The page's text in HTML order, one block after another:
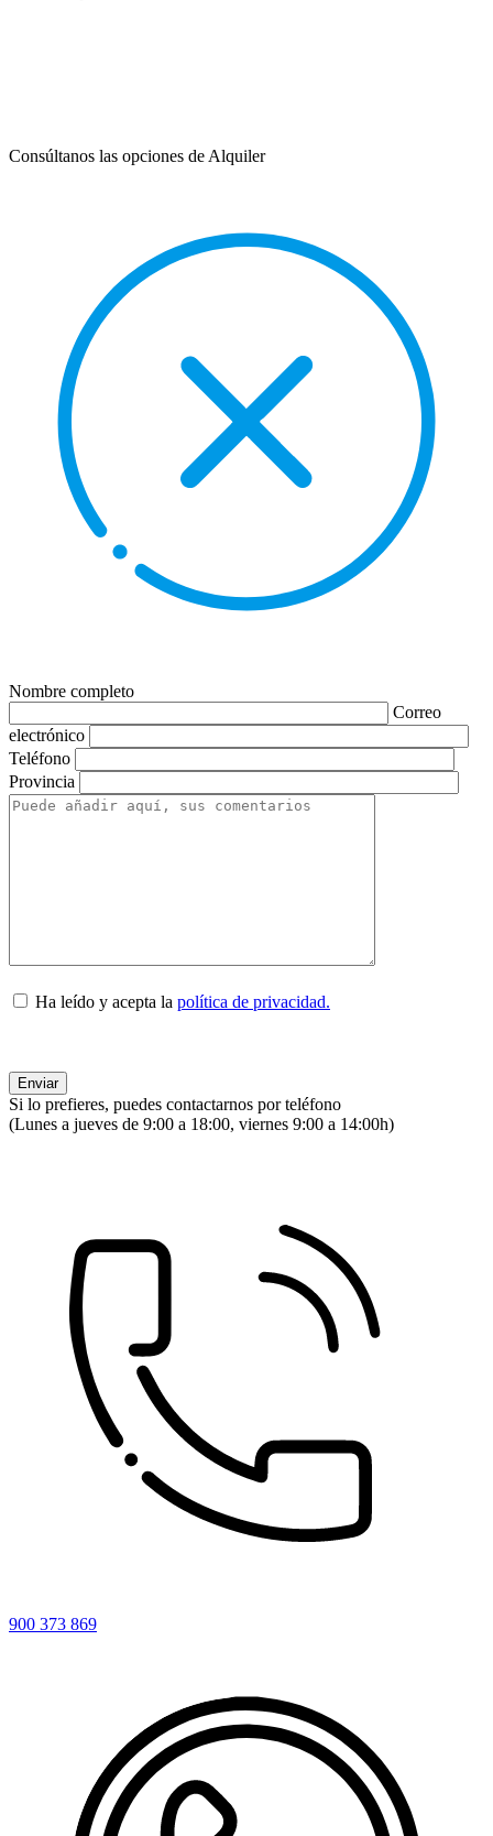
Consúltanos las opciones de Alquiler
Nombre completo
Correo
electrónico
Teléfono
Provincia
Ha leído y acepta la política de privacidad.
Si lo prefieres, puedes contactarnos por teléfono
(Lunes a jueves de 9:00 a 18:00, viernes 9:00 a 14:00h)
900 373 869